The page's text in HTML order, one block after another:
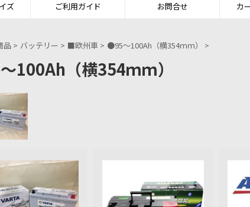
ズ ご利用ガイド お問合せ カ
品 > バッテリー > ■欧州車 > ●95～100Ah（横354ｍｍ） >
100Ah（横354ｍｍ）